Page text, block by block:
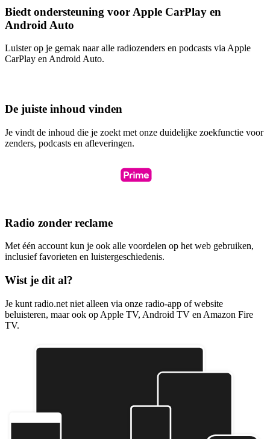
Biedt ondersteuning voor Apple CarPlay en
Android Auto
Luister op je gemak naar alle radiozenders en podcasts via Apple
CarPlay en Android Auto.
De juiste inhoud vinden
Je vindt de inhoud die je zoekt met onze duidelijke zoekfunctie voor
zenders, podcasts en afleveringen.
Radio zonder reclame
Met één account kun je ook alle voordelen op het web gebruiken,
inclusief favorieten en luistergeschiedenis.
Wist je dit al?
Je kunt radio.net niet alleen via onze radio-app of website
beluisteren, maar ook op Apple TV, Android TV en Amazon Fire
TV.